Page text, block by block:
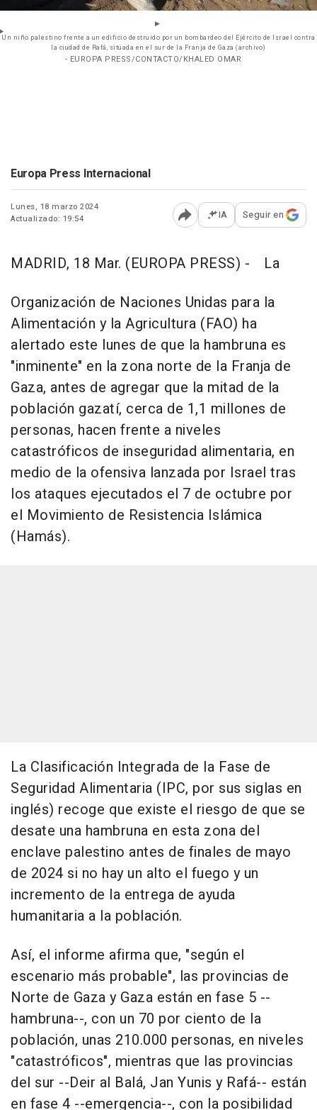
Un niño palestino frente a un edificio destruido por un bombardeo del Ejército de Israel contra
la ciudad de Rafá, situada en el sur de la Franja de Gaza (archivo)
- EUROPA PRESS/CONTACTO/KHALED OMAR
Europa Press Internacional
Lunes, 18 marzo 2024
Actualizado: 19:54
Abrir opciones para
IA Seguir en
MADRID, 18 Mar. (EUROPA PRESS) -
La
Organización de Naciones Unidas para la
Alimentación y la Agricultura (FAO) ha
alertado este lunes de que la hambruna es
"inminente" en la zona norte de la Franja de
Gaza, antes de agregar que la mitad de la
población gazatí, cerca de 1,1 millones de
personas, hacen frente a niveles
catastróficos de inseguridad alimentaria, en
medio de la ofensiva lanzada por Israel tras
los ataques ejecutados el 7 de octubre por
el Movimiento de Resistencia Islámica
(Hamás).
La Clasificación Integrada de la Fase de
Seguridad Alimentaria (IPC, por sus siglas en
inglés) recoge que existe el riesgo de que se
desate una hambruna en esta zona del
enclave palestino antes de finales de mayo
de 2024 si no hay un alto el fuego y un
incremento de la entrega de ayuda
humanitaria a la población.
Así, el informe afirma que, "según el
escenario más probable", las provincias de
Norte de Gaza y Gaza están en fase 5 --
hambruna--, con un 70 por ciento de la
población, unas 210.000 personas, en niveles
"catastróficos", mientras que las provincias
del sur --Deir al Balá, Jan Yunis y Rafá-- están
en fase 4 --emergencia--, con la posibilidad